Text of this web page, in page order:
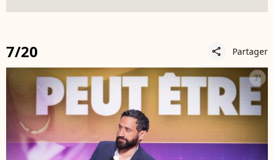
7/20 share Partager